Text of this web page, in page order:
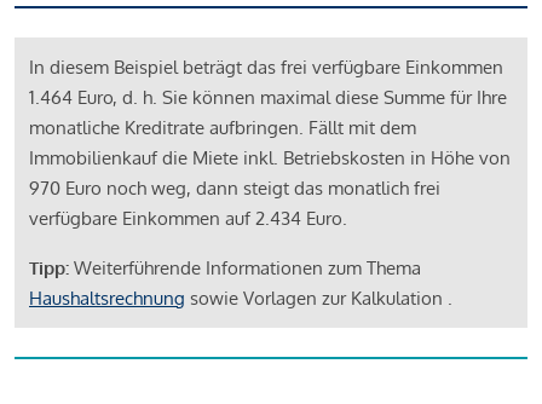
In diesem Beispiel beträgt das frei verfügbare Einkommen
1.464 Euro, d. h. Sie können maximal diese Summe für Ihre
monatliche Kreditrate aufbringen. Fällt mit dem
Immobilienkauf die Miete inkl. Betriebskosten in Höhe von
970 Euro noch weg, dann steigt das monatlich frei
verfügbare Einkommen auf 2.434 Euro.
Tipp: Weiterführende Informationen zum Thema
Haushaltsrechnung sowie Vorlagen zur Kalkulation .